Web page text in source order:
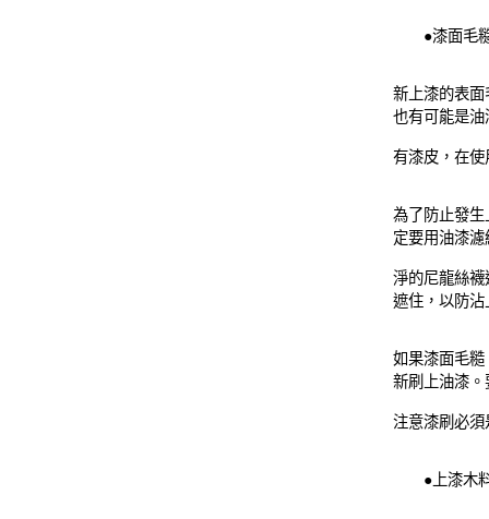
●漆面毛
新上漆的表
也有可能是油
有漆皮，在
為了防止發
定要用油漆濾
淨的尼龍絲
遮住，以防沾
如果漆面毛
新刷上油漆。
注意漆刷必須
●上漆木料